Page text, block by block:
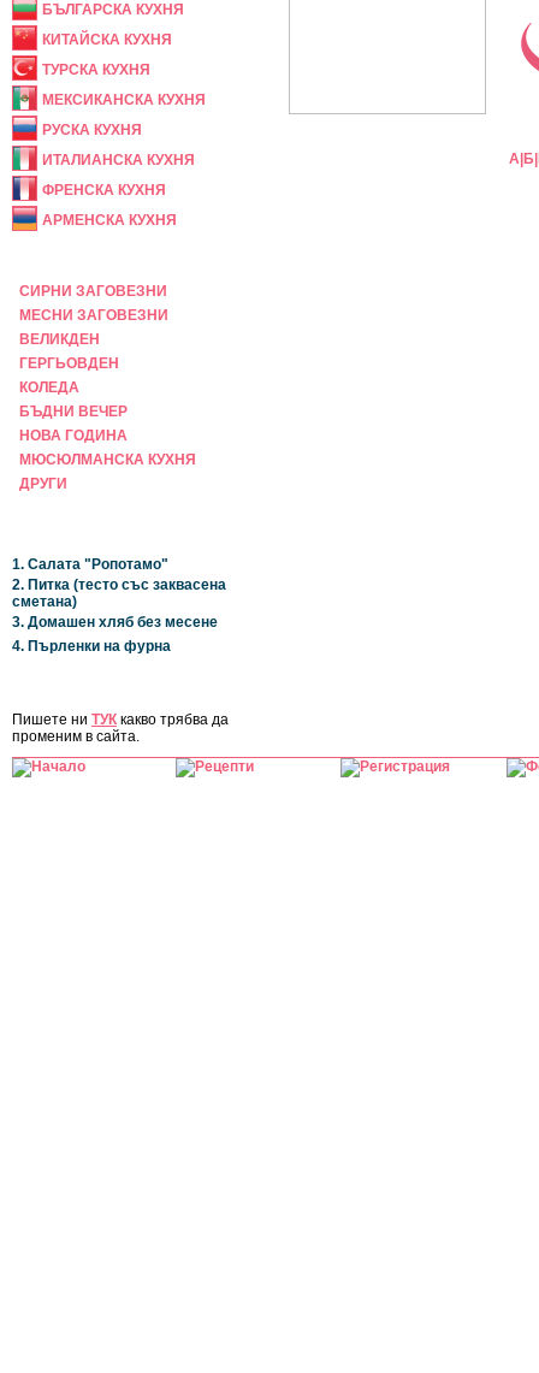
БЪЛГАРСКА КУХНЯ
КИТАЙСКА КУХНЯ
ТУРСКА КУХНЯ
МЕКСИКАНСКА КУХНЯ
РУСКА КУХНЯ
ИТАЛИАНСКА КУХНЯ
ФРЕНСКА КУХНЯ
АРМЕНСКА КУХНЯ
СИРНИ ЗАГОВЕЗНИ
МЕСНИ ЗАГОВЕЗНИ
ВЕЛИКДЕН
ГЕРГЬОВДЕН
КОЛЕДА
БЪДНИ ВЕЧЕР
НОВА ГОДИНА
МЮСЮЛМАНСКА КУХНЯ
ДРУГИ
1. Салата "Ропотамо"
2. Питка (тесто със заквасена
сметана)
3. Домашен хляб без месене
4. Пърленки на фурна
Пишете ни ТУК какво трябва да
променим в сайта.
А Б